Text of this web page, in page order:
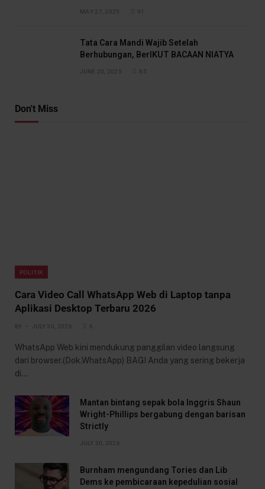
MAY 27, 2025 91
Tata Cara Mandi Wajib Setelah
Berhubungan, BerIKUT BACAAN NIATYA
JUNE 20, 2025 85
Don't Miss
POLITIK
Cara Video Call WhatsApp Web di Laptop tanpa
Aplikasi Desktop Terbaru 2026
BY JULY 30, 2026 6
WhatsApp Web kini mendukung panggilan video langsung
dari browser.(Dok.WhatsApp) BAGI Anda yang sering bekerja
di…
Mantan bintang sepak bola Inggris Shaun
Wright-Phillips bergabung dengan barisan
Strictly
JULY 30, 2026
Burnham mengundang Tories dan Lib
Dems ke pembicaraan kepedulian sosial